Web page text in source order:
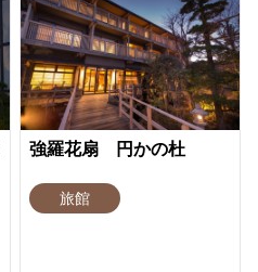
強羅花扇 円かの杜
旅館